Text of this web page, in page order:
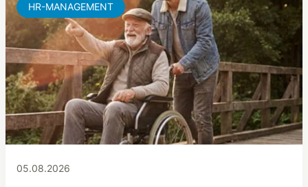
05.08.2026
HR-MANAGEMENT